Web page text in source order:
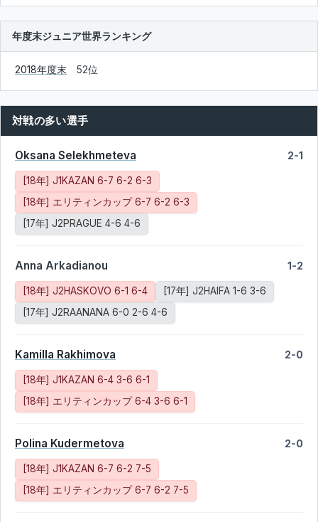
年度末ジュニア世界ランキング
2018年度末 52位
対戦の多い選手
Oksana Selekhmeteva 2-1
[18年] J1KAZAN 6-7 6-2 6-3
[18年] エリティンカップ 6-7 6-2 6-3
[17年] J2PRAGUE 4-6 4-6
Anna Arkadianou 1-2
[18年] J2HASKOVO 6-1 6-4
[17年] J2HAIFA 1-6 3-6
[17年] J2RAANANA 6-0 2-6 4-6
Kamilla Rakhimova 2-0
[18年] J1KAZAN 6-4 3-6 6-1
[18年] エリティンカップ 6-4 3-6 6-1
Polina Kudermetova 2-0
[18年] J1KAZAN 6-7 6-2 7-5
[18年] エリティンカップ 6-7 6-2 7-5